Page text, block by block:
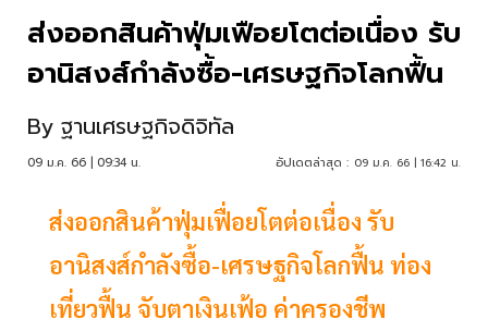
ส่งออกสินค้าฟุ่มเฟือยโตต่อเนื่อง รับ
อานิสงส์กำลังซื้อ-เศรษฐกิจโลกฟื้น
By ฐานเศรษฐกิจดิจิทัล
09 ม.ค. 66 | 09:34 น. อัปเดตล่าสุด : 09 ม.ค. 66 | 16:42 น.
ส่งออกสินค้าฟุ่มเฟื่อยโตต่อเนื่อง รับ
อานิสงส์กำลังซื้อ-เศรษฐกิจโลกฟื้น ท่อง
เที่ยวฟื้น จับตาเงินเฟ้อ ค่าครองชีพ